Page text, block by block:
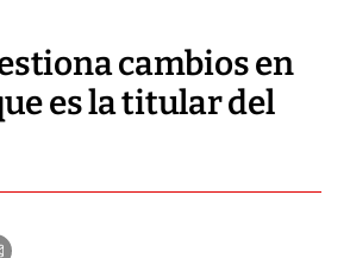
cambios en
es la titular del